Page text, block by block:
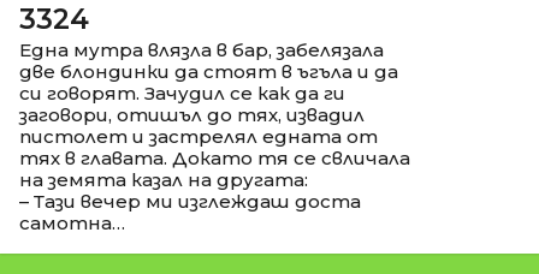
3324
Една мутра влязла в бар, забелязала
две блондинки да стоят в ъгъла и да
си говорят. Зачудил се как да ги
заговори, отишъл до тях, извадил
пистолет и застрелял едната от
тях в главата. Докато тя се свличала
на земята казал на другата:
– Тази вечер ми изглеждаш доста
самотна…